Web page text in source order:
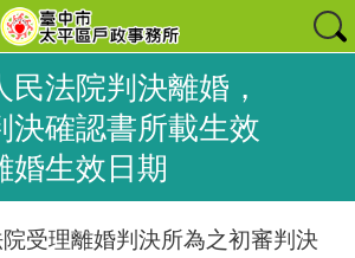
民法院判決離婚，
決確認書所載生效
婚生效日期
受理離婚判決所為之初審判決